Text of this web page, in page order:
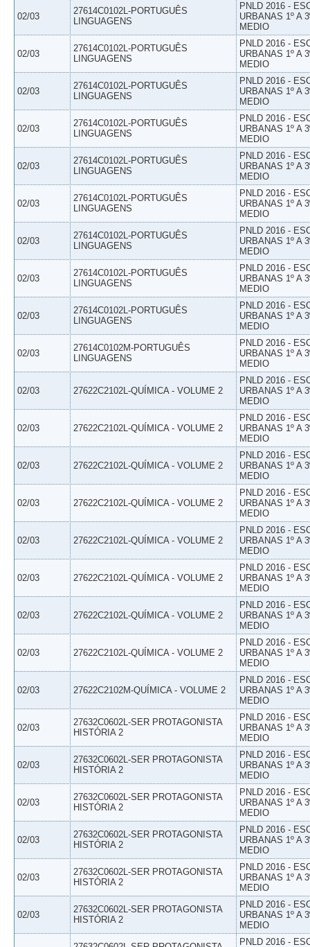
02/03
27614C0102L-PORTUGUÊS
LINGUAGENS
PNLD 2016 -
URBANAS 1º A
MEDIO
02/03
27614C0102L-PORTUGUÊS
LINGUAGENS
PNLD 2016 -
URBANAS 1º A
MEDIO
02/03
27614C0102L-PORTUGUÊS
LINGUAGENS
PNLD 2016 -
URBANAS 1º A
MEDIO
02/03
27614C0102L-PORTUGUÊS
LINGUAGENS
PNLD 2016 -
URBANAS 1º A
MEDIO
02/03
27614C0102L-PORTUGUÊS
LINGUAGENS
PNLD 2016 -
URBANAS 1º A
MEDIO
02/03
27614C0102L-PORTUGUÊS
LINGUAGENS
PNLD 2016 -
URBANAS 1º A
MEDIO
02/03
27614C0102L-PORTUGUÊS
LINGUAGENS
PNLD 2016 -
URBANAS 1º A
MEDIO
02/03
27614C0102L-PORTUGUÊS
LINGUAGENS
PNLD 2016 -
URBANAS 1º A
MEDIO
02/03
27614C0102L-PORTUGUÊS
LINGUAGENS
PNLD 2016 -
URBANAS 1º A
MEDIO
02/03
27614C0102M-PORTUGUÊS
LINGUAGENS
PNLD 2016 -
URBANAS 1º A
MEDIO
02/03 27622C2102L-QUÍMICA - VOLUME 2
PNLD 2016 -
URBANAS 1º A
MEDIO
02/03 27622C2102L-QUÍMICA - VOLUME 2
PNLD 2016 -
URBANAS 1º A
MEDIO
02/03 27622C2102L-QUÍMICA - VOLUME 2
PNLD 2016 -
URBANAS 1º A
MEDIO
02/03 27622C2102L-QUÍMICA - VOLUME 2
PNLD 2016 -
URBANAS 1º A
MEDIO
02/03 27622C2102L-QUÍMICA - VOLUME 2
PNLD 2016 -
URBANAS 1º A
MEDIO
02/03 27622C2102L-QUÍMICA - VOLUME 2
PNLD 2016 -
URBANAS 1º A
MEDIO
02/03 27622C2102L-QUÍMICA - VOLUME 2
PNLD 2016 -
URBANAS 1º A
MEDIO
02/03 27622C2102L-QUÍMICA - VOLUME 2
PNLD 2016 -
URBANAS 1º A
MEDIO
02/03 27622C2102M-QUÍMICA - VOLUME 2
PNLD 2016 -
URBANAS 1º A
MEDIO
02/03
27632C0602L-SER PROTAGONISTA
HISTÓRIA 2
PNLD 2016 -
URBANAS 1º A
MEDIO
02/03
27632C0602L-SER PROTAGONISTA
HISTÓRIA 2
PNLD 2016 -
URBANAS 1º A
MEDIO
02/03
27632C0602L-SER PROTAGONISTA
HISTÓRIA 2
PNLD 2016 -
URBANAS 1º A
MEDIO
02/03
27632C0602L-SER PROTAGONISTA
HISTÓRIA 2
PNLD 2016 -
URBANAS 1º A
MEDIO
02/03
27632C0602L-SER PROTAGONISTA
HISTÓRIA 2
PNLD 2016 -
URBANAS 1º A
MEDIO
02/03
27632C0602L-SER PROTAGONISTA
HISTÓRIA 2
PNLD 2016 -
URBANAS 1º A
MEDIO
PNLD 2016 -